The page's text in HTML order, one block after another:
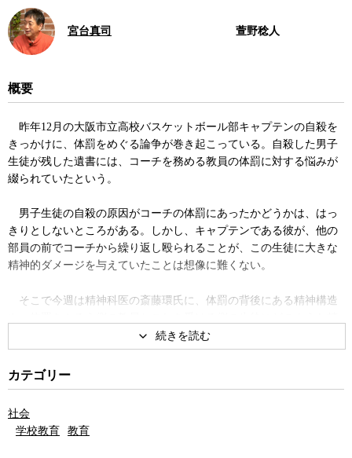
ひきこもり文化論
ひきこもりはなぜ「治る」の
か？―精神分析的アプローチ
宮台真司 萱野稔人
概要
昨年12月の大阪市立高校バスケットボール部キャプテンの自殺を
きっかけに、体罰をめぐる論争が巻き起こっている。自殺した男子
生徒が残した遺書には、コーチを務める教員の体罰に対する悩みが
綴られていたという。
男子生徒の自殺の原因がコーチの体罰にあったかどうかは、はっ
きりとしないところがある。しかし、キャプテンである彼が、他の
部員の前でコーチから繰り返し殴られることが、この生徒に大きな
精神的ダメージを与えていたことは想像に難くない。
そこで今週は精神科医の斎藤環氏に、体罰の背後にある精神構造
神的な影響があるかなどを聞いた。
斎藤氏は学校という閉鎖的な空間の中では「共同体的な密室性が
成立し、別のルールで動いて当然という空気がそこを支配しがちに
罰やDV（ドメスティックバイオレンス）など暴力的な関係性を作ら
れると、それが一種の絆のように感じてしまう傾向がある」と説
カテゴリー
社会
学校教育
教育